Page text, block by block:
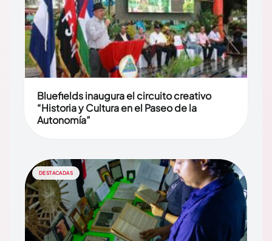
Bluefields inaugura el circuito creativo
“Historia y Cultura en el Paseo de la
Autonomía”
DESTACADAS